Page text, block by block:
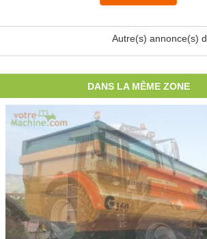
Autre(s) annonce(s)
DANS LA MÊME ZONE